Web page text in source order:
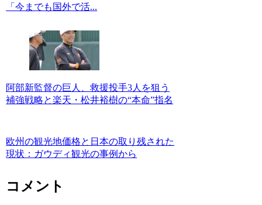
「今までも国外で活...
阿部新監督の巨人、救援投手3人を狙う
補強戦略と楽天・松井裕樹の“本命”指名
欧州の観光地価格と日本の取り残された
現状：ガウディ観光の事例から
コメント